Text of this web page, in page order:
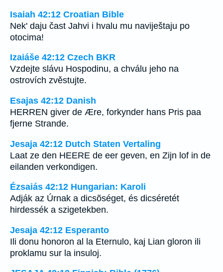
Isaiah 42:12 Croatian Bible
Nek' daju čast Jahvi i hvalu mu naviještaju po
otocima!
Izaiáše 42:12 Czech BKR
Vzdejte slávu Hospodinu, a chválu jeho na
ostrovích zvěstujte.
Esajas 42:12 Danish
HERREN giver de Ære, forkynder hans Pris paa
fjerne Strande.
Jesaja 42:12 Dutch Staten Vertaling
Laat ze den HEERE de eer geven, en Zijn lof in de
eilanden verkondigen.
Ézsaiás 42:12 Hungarian: Karoli
Adják az Úrnak a dicsõséget, és dicséretét
hirdessék a szigetekben.
Jesaja 42:12 Esperanto
Ili donu honoron al la Eternulo, kaj Lian gloron ili
proklamu sur la insuloj.